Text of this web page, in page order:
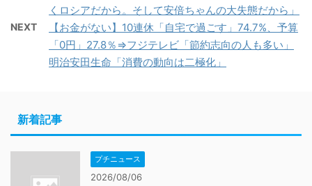
くロシアだから。そして安倍ちゃんの大失態だから」
NEXT
【お金がない】10連休「自宅で過ごす」74.7%、予算
「0円」27.8％⇒フジテレビ「節約志向の人も多い」
明治安田生命「消費の動向は二極化」
新着記事
プチニュース
2026/08/06